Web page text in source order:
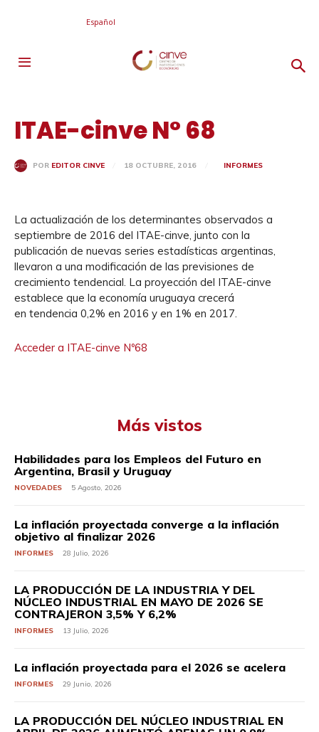
Español
ITAE-cinve N° 68
POR EDITOR CINVE 18 OCTUBRE, 2016 INFORMES
La actualización de los determinantes observados a
septiembre de 2016 del ITAE-cinve, junto con la
publicación de nuevas series estadísticas argentinas,
llevaron a una modificación de las previsiones de
crecimiento tendencial. La proyección del ITAE-cinve
establece que la economía uruguaya crecerá
en tendencia 0,2% en 2016 y en 1% en 2017.
Acceder a ITAE-cinve Nº68
Más vistos
Habilidades para los Empleos del Futuro en
Argentina, Brasil y Uruguay
NOVEDADES 5 Agosto, 2026
La inflación proyectada converge a la inflación
objetivo al finalizar 2026
INFORMES 28 Julio, 2026
LA PRODUCCIÓN DE LA INDUSTRIA Y DEL
NÚCLEO INDUSTRIAL EN MAYO DE 2026 SE
CONTRAJERON 3,5% Y 6,2%
INFORMES 13 Julio, 2026
La inflación proyectada para el 2026 se acelera
INFORMES 29 Junio, 2026
LA PRODUCCIÓN DEL NÚCLEO INDUSTRIAL EN